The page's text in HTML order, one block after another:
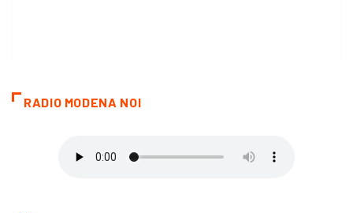
RADIO MODENA NOI